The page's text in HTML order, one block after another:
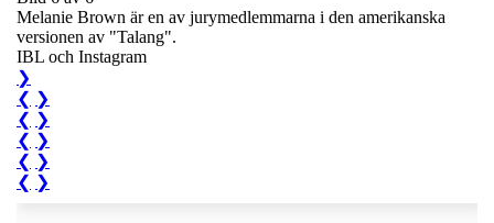
Melanie Brown är en av jurymedlemmarna i den amerikanska
versionen av "Talang".
IBL och Instagram
❯
❮ ❯
❮ ❯
❮ ❯
❮ ❯
❮ ❯